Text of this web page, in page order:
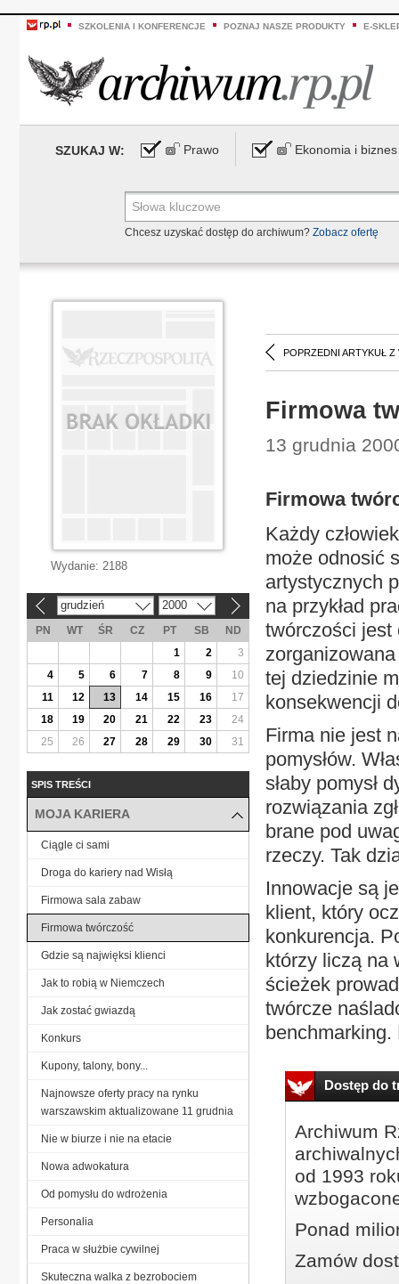
SZKOLENIA I KONFERENCJE POZNAJ NASZE PRODUKTY E-
SZUKAJ W: Prawo Ekonomia i biznes
Chcesz uzyskać dostęp do archiwum? Zobacz ofertę
POPRZEDNI ARTYKUŁ Z
Firmowa
13 grudnia
Firmowa
Każdy
może odnosić
artystycznych
na przykład
twórczości jest
tej dziedzinie
konsekwencji
Firma nie jest
pomysłów.
słaby pomysł
rozwiązania
brane pod
rzeczy. Tak
Innowacje są
klient, który
konkurencja.
którzy liczą na
ścieżek
twórcze
Dostęp do
Archiwum
od 1993
Ponad
Zamów
Wydanie: 2188
grudzień 2000
PN WT ŚR CZ PT SB
ND
1
2
3
4
5 6 7 8 9
10
11
12 13 14 15 16
17
18
19 20 21 22 23
24
25
26 27 28 29 30 31
SPIS TREŚCI
MOJA KARIERA
Ciągle ci sami
Droga do kariery nad Wisłą
Firmowa sala zabaw
Firmowa twórczość
Gdzie są najwięksi klienci
Jak to robią w Niemczech
Jak zostać gwiazdą
Konkurs
Kupony, talony, bony...
Najnowsze oferty pracy na rynku
warszawskim aktualizowane 11 grudnia
Nie w biurze i nie na etacie
Nowa adwokatura
Od pomysłu do wdrożenia
Personalia
Praca w służbie cywilnej
Skuteczna walka z bezrobociem